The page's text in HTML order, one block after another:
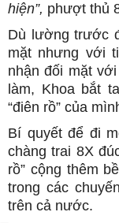
hiện”, phượt thủ
Dù lường trước
mặt nhưng với
nhận đối mặt
làm, Khoa bắt
“điên rồ” của
Bí quyết để đi
chàng trai 8X
rồ” cộng thêm
trong các
trên cả nước.